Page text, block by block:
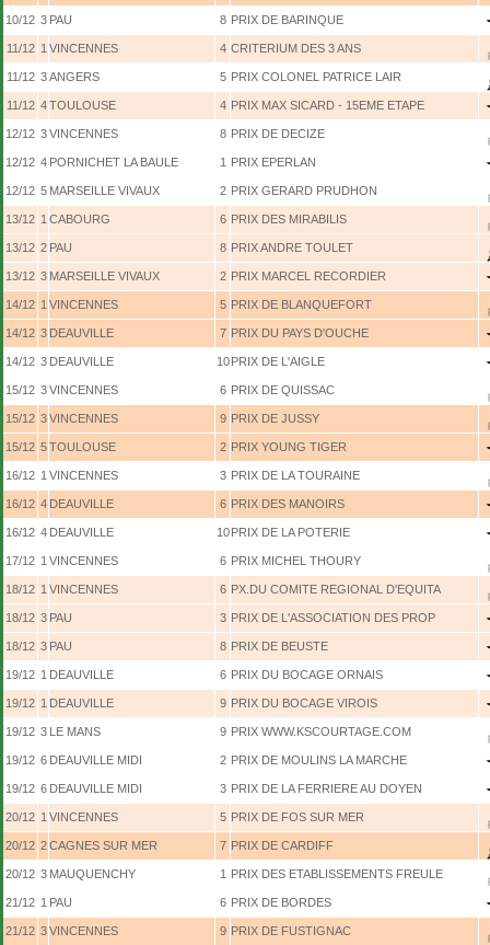
10/12 3 PAU 8 PRIX DE BARINQUE
11/12 1 VINCENNES 4 CRITERIUM DES 3 ANS
11/12 3 ANGERS 5 PRIX COLONEL PATRICE LAIR
11/12 4 TOULOUSE 4 PRIX MAX SICARD - 15EME ETAPE
12/12 3 VINCENNES 8 PRIX DE DECIZE
12/12 4 PORNICHET LA BAULE 1 PRIX EPERLAN
12/12 5 MARSEILLE VIVAUX 2 PRIX GERARD PRUDHON
13/12 1 CABOURG 6 PRIX DES MIRABILIS
13/12 2 PAU 8 PRIX ANDRE TOULET
13/12 3 MARSEILLE VIVAUX 2 PRIX MARCEL RECORDIER
14/12 1 VINCENNES 5 PRIX DE BLANQUEFORT
14/12 3 DEAUVILLE 7 PRIX DU PAYS D'OUCHE
14/12 3 DEAUVILLE 10 PRIX DE L'AIGLE
15/12 3 VINCENNES 6 PRIX DE QUISSAC
15/12 3 VINCENNES 9 PRIX DE JUSSY
15/12 5 TOULOUSE 2 PRIX YOUNG TIGER
16/12 1 VINCENNES 3 PRIX DE LA TOURAINE
16/12 4 DEAUVILLE 6 PRIX DES MANOIRS
16/12 4 DEAUVILLE 10 PRIX DE LA POTERIE
17/12 1 VINCENNES 6 PRIX MICHEL THOURY
18/12 1 VINCENNES 6 PX.DU COMITE REGIONAL D'EQUITA
18/12 3 PAU 3 PRIX DE L'ASSOCIATION DES PROP
18/12 3 PAU 8 PRIX DE BEUSTE
19/12 1 DEAUVILLE 6 PRIX DU BOCAGE ORNAIS
19/12 1 DEAUVILLE 9 PRIX DU BOCAGE VIROIS
19/12 3 LE MANS 9 PRIX WWW.KSCOURTAGE.COM
19/12 6 DEAUVILLE MIDI 2 PRIX DE MOULINS LA MARCHE
19/12 6 DEAUVILLE MIDI 3 PRIX DE LA FERRIERE AU DOYEN
20/12 1 VINCENNES 5 PRIX DE FOS SUR MER
20/12 2 CAGNES SUR MER 7 PRIX DE CARDIFF
20/12 3 MAUQUENCHY 1 PRIX DES ETABLISSEMENTS FREULE
21/12 1 PAU 6 PRIX DE BORDES
21/12 3 VINCENNES 9 PRIX DE FUSTIGNAC